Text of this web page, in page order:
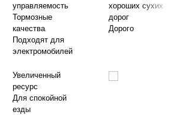
управляемость
Тормозные
качества
Подходят для
электромобилей
хороших сухих
дорог
Дорого
Увеличенный
ресурс
Для спокойной
езды